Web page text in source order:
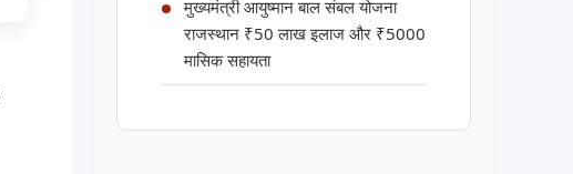
मुख्यमंत्री आयुष्मान बाल संबल योजना
राजस्थान ₹50 लाख इलाज और ₹5000
मासिक सहायता